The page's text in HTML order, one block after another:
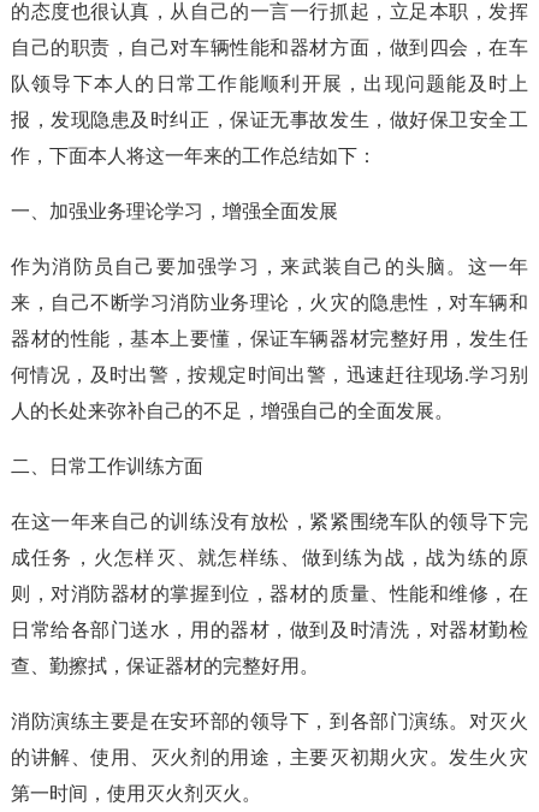
的态度也很认真，从自己的一言一行抓起，立足本职，发挥
自己的职责，自己对车辆性能和器材方面，做到四会，在车
队领导下本人的日常工作能顺利开展，出现问题能及时上
报，发现隐患及时纠正，保证无事故发生，做好保卫安全工
作，下面本人将这一年来的工作总结如下：
一、加强业务理论学习，增强全面发展
作为消防员自己要加强学习，来武装自己的头脑。这一年
来，自己不断学习消防业务理论，火灾的隐患性，对车辆和
器材的性能，基本上要懂，保证车辆器材完整好用，发生任
何情况，及时出警，按规定时间出警，迅速赶往现场.学习别
人的长处来弥补自己的不足，增强自己的全面发展。
二、日常工作训练方面
在这一年来自己的训练没有放松，紧紧围绕车队的领导下完
成任务，火怎样灭、就怎样练、做到练为战，战为练的原
则，对消防器材的掌握到位，器材的质量、性能和维修，在
日常给各部门送水，用的器材，做到及时清洗，对器材勤检
查、勤擦拭，保证器材的完整好用。
消防演练主要是在安环部的领导下，到各部门演练。对灭火
的讲解、使用、灭火剂的用途，主要灭初期火灾。发生火灾
第一时间，使用灭火剂灭火。